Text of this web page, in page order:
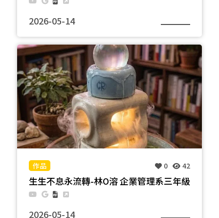
2026-05-14
本作品將「退役陶瓷礙子」轉化為新手友好的居家健
身器材。利用其溫潤釉面融入居家，也引導使用者
「輕拿輕放」，建立專注的訓練儀式，有助於核心的
穩定與控制力。 善用原始孔洞與凹槽提供直覺抓握，
並透過模組化擴充功能（如握把、配重）。礙子的工
業級抗壓強度，結構遠超一般陶瓷，足以應付負重需
求長久使用。透過將工業廢棄物轉化為高頻率的生活
用品，讓能源材料在健康生活中循環再生，賦予永續
設計更有溫度的價值。
0 42
生生不息永流轉-林O溶 企業管理系三年級
2026-05-14